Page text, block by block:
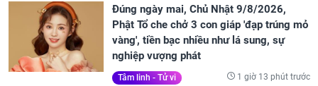
Đúng ngày mai, Chủ Nhật 9/8/2026,
Phật Tổ che chở 3 con giáp 'đạp trúng mỏ
vàng', tiền bạc nhiều như lá sung, sự
nghiệp vượng phát
Tâm linh - Tử vi 1 giờ 13 phút trước